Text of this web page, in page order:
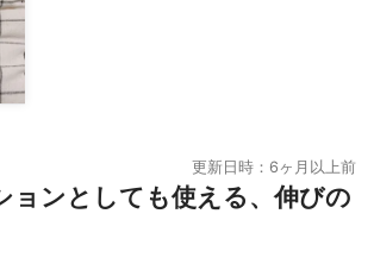
更新日時：6ヶ月以上前
ョンとしても使える、伸びの